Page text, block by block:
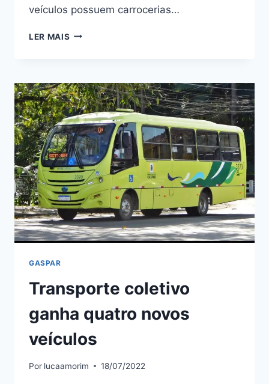
veículos possuem carrocerias…
LER MAIS MAIS
DA
PRESIDENTE
GASPAR
Transporte coletivo
ganha quatro novos
veículos
Por lucaamorim 18/07/2022